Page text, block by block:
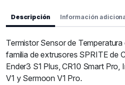
Descripción Información
Termistor Sensor de
familia de extrusores SPRITE de
Ender3 S1 Plus, CR10 Smart
V1 y Sermoon V1 Pro.